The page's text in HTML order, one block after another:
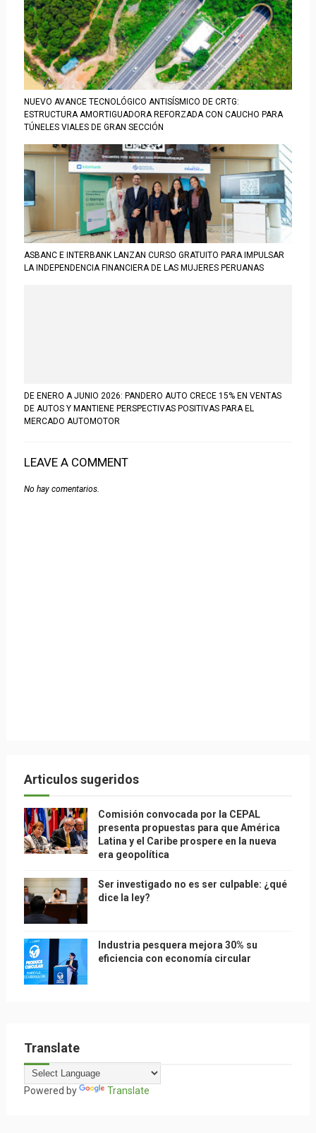
NUEVO AVANCE TECNOLÓGICO ANTISÍSMICO DE CRTG:
ESTRUCTURA AMORTIGUADORA REFORZADA CON CAUCHO PARA
TÚNELES VIALES DE GRAN SECCIÓN
ASBANC E INTERBANK LANZAN CURSO GRATUITO PARA IMPULSAR
LA INDEPENDENCIA FINANCIERA DE LAS MUJERES PERUANAS
DE ENERO A JUNIO 2026: PANDERO AUTO CRECE 15% EN VENTAS
DE AUTOS Y MANTIENE PERSPECTIVAS POSITIVAS PARA EL
MERCADO AUTOMOTOR
LEAVE A COMMENT
No hay comentarios.
Articulos sugeridos
Comisión convocada por la CEPAL
presenta propuestas para que América
Latina y el Caribe prospere en la nueva
era geopolítica
Ser investigado no es ser culpable: ¿qué
dice la ley?
Industria pesquera mejora 30% su
eficiencia con economía circular
Translate
Powered by Translate